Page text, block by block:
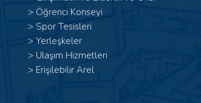
> Öğrenci Konseyi
> Spor Tesisleri
> Yerleşkeler
> Ulaşım Hizmetleri
> Erişilebilir Arel